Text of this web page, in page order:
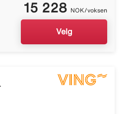
15 228 NOK/voksen
Velg